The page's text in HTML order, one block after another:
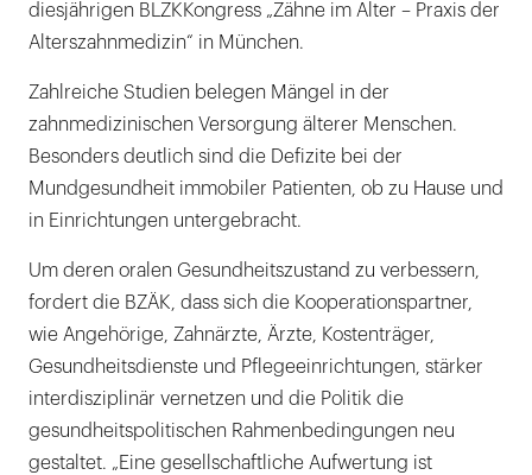
diesjährigen BLZKKongress „Zähne im Alter – Praxis der
Alterszahnmedizin“ in München.
Zahlreiche Studien belegen Mängel in der
zahnmedizinischen Versorgung älterer Menschen.
Besonders deutlich sind die Defizite bei der
Mundgesundheit immobiler Patienten, ob zu Hause und
in Einrichtungen untergebracht.
Um deren oralen Gesundheitszustand zu verbessern,
fordert die BZÄK, dass sich die Kooperationspartner,
wie Angehörige, Zahnärzte, Ärzte, Kostenträger,
Gesundheitsdienste und Pflegeeinrichtungen, stärker
interdisziplinär vernetzen und die Politik die
gesundheitspolitischen Rahmenbedingungen neu
gestaltet. „Eine gesellschaftliche Aufwertung ist